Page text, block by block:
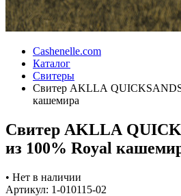
Cashenelle.com
Каталог
Свитеры
Свитер AKLLA
кашемира
Свитер AKLLA
из 100% Royal
• Нет в наличии
Артикул: 1-010115-02